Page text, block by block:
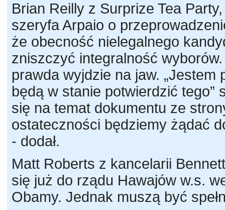
Brian Reilly z Surprize Tea
szeryfa Arpaio o
że obecność nielegalnego
zniszczyć integralność
prawda wyjdzie na jaw. „Jestem
będą w stanie potwierdzić tego”
się na temat dokumentu ze
ostateczności będziemy żądać
- dodał.
Matt Roberts z kancelarii
się już do rządu Hawajów w.s.
Obamy. Jednak muszą być